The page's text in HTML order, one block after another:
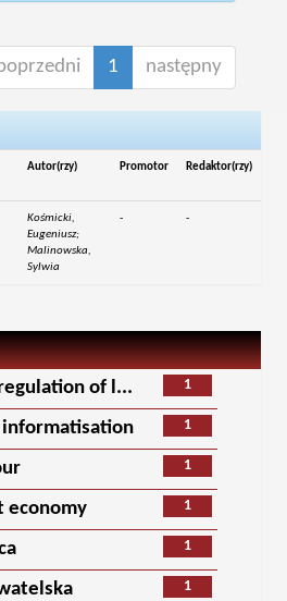
1 następny
Autor(rzy) Promotor Redaktor(rzy)
Kośmicki,
Eugeniusz;
Malinowska,
Sylwia
- -
1
of l...
1
1
1
economy
1
1